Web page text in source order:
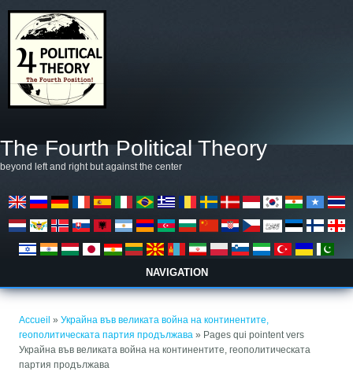
The Fourth Political Theory
beyond left and right but against the center
NAVIGATION
Accueil »Украйна във великата война на континентите,
геополитическата партия продължава » Pages qui pointent vers
Украйна във великата война на континентите, геополитическата
партия продължава